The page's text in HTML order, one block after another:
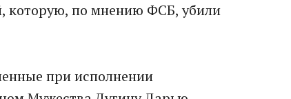
которую, по мнению ФСБ, убили
при исполнении